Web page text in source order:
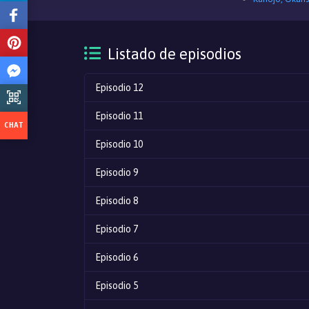
Listado de episodios
Episodio 12
Episodio 11
Episodio 10
Episodio 9
Episodio 8
Episodio 7
Episodio 6
Episodio 5